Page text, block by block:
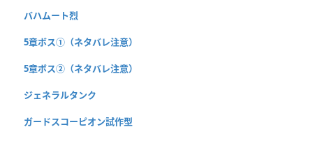
バハムート烈
5章ボス①（ネタバレ注意）
5章ボス②（ネタバレ注意）
ジェネラルタンク
ガードスコーピオン試作型